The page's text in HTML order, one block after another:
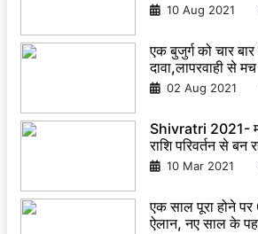
10 Aug 2021
एक बुजुर्ग को चार
दावा,लापरवाही से मच
02 Aug 2021
Shivratri 2021-
राशि परिवर्तन से बन
10 Mar 2021
एक साल पूरा होने
ऐलान, नए साल के